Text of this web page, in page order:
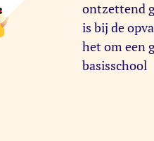
ontzettend
is bij de
het om een
basisschool